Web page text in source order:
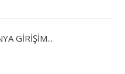
GİRİŞİM...